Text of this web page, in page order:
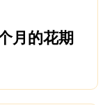
月的花期